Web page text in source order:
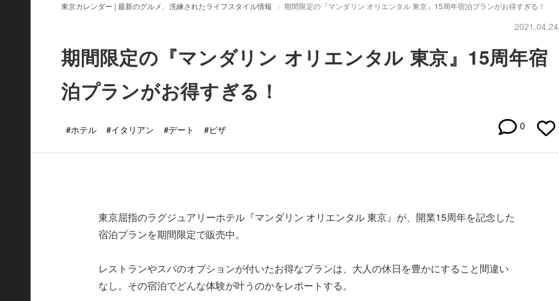
東京カレンダー | 最新のグルメ、洗練されたライフスタイル情報 期間限定の『マンダリン オリエンタル 東京』15周年宿泊プランがお得すぎる！
2021.04.24
期間限定の『マンダリン オリエンタル 東京』15周年宿
泊プランがお得すぎる！
#ホテル #イタリアン #デート #ピザ 0
東京屈指のラグジュアリーホテル『マンダリン オリエンタル 東京』が、開業15周年を記念した
宿泊プランを期間限定で販売中。
レストランやスパのオプションが付いたお得なプランは、大人の休日を豊かにすること間違い
なし。その宿泊でどんな体験が叶うのかをレポートする。